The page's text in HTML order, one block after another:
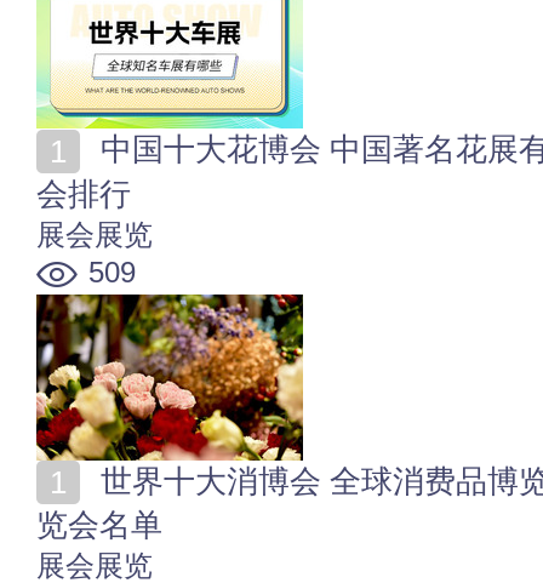
会排行
展会展览
509
览会名单
展会展览